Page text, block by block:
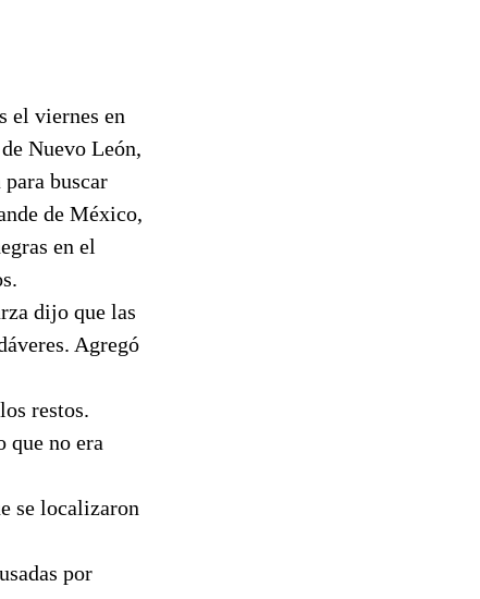
el viernes en
Nuevo León,
buscar
de México,
en el
dijo que las
Agregó
restos.
que no era
se localizaron
por